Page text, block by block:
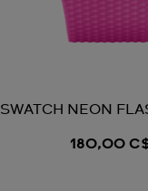
SWATCH NEON
180,00